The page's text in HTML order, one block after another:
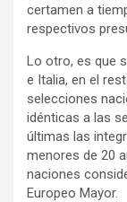
certamen a
respectivos
Lo otro, es que
e Italia, en el
selecciones
idénticas a las
últimas las
menores de 20
naciones
Europeo Mayor.